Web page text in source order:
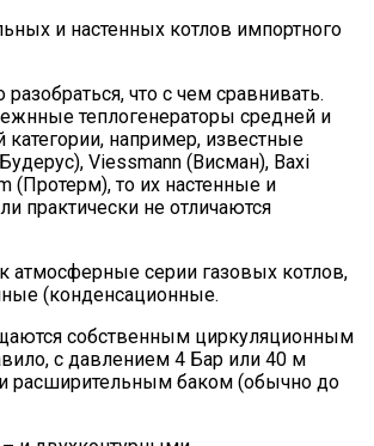
и настенных котлов импортного
что с чем сравнивать.
теплогенераторы средней и
например, известные
Viessmann (Висман), Baxi
(Протерм), то их настенные и
практически не отличаются
атмосферные серии газовых котлов,
(конденсационные.
собственным циркуляционным
с давлением 4 Бар или 40 м
и расширительным баком (обычно до